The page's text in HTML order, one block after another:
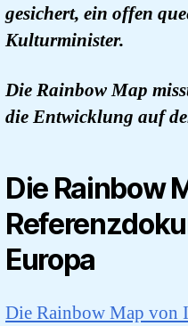
gesichert, ein offen
Kulturminister.
Die Rainbow Map
die Entwicklung auf
Die Rainbow
Europa
Die Rainbow Map von